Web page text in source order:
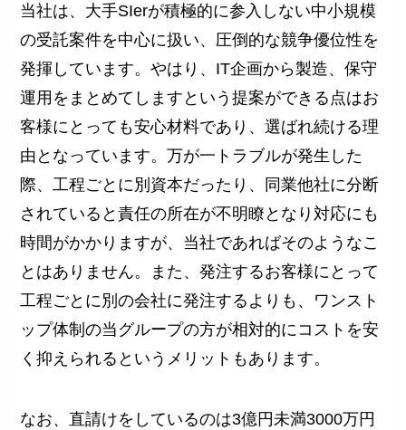
当社は、大手SIerが積極的に参入しない中小規模
の受託案件を中心に扱い、圧倒的な競争優位性を
発揮しています。やはり、IT企画から製造、保守
運用をまとめてしますという提案ができる点はお
客様にとっても安心材料であり、選ばれ続ける理
由となっています。万が一トラブルが発生した
際、工程ごとに別資本だったり、同業他社に分断
されていると責任の所在が不明瞭となり対応にも
時間がかかりますが、当社であればそのようなこ
とはありません。また、発注するお客様にとって
工程ごとに別の会社に発注するよりも、ワンスト
ップ体制の当グループの方が相対的にコストを安
く抑えられるというメリットもあります。
なお、直請けをしているのは3億円未満3000万円